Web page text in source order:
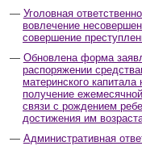
Уголовная
вовлечение
совершение
Обновлена форма
распоряжении
материнского капитала
получение
связи с рождением
достижения им
Административная